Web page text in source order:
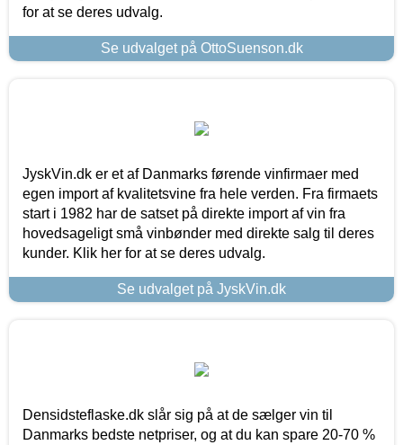
for at se deres udvalg.
Se udvalget på OttoSuenson.dk
JyskVin.dk er et af Danmarks førende vinfirmaer med
egen import af kvalitetsvine fra hele verden. Fra firmaets
start i 1982 har de satset på direkte import af vin fra
hovedsageligt små vinbønder med direkte salg til deres
kunder. Klik her for at se deres udvalg.
Se udvalget på JyskVin.dk
Densidsteflaske.dk slår sig på at de sælger vin til
Danmarks bedste netpriser, og at du kan spare 20-70 %